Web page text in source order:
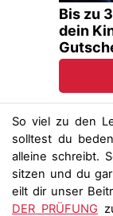
So viel zu den
solltest du
alleine schreibt.
sitzen und du
eilt dir unser
DER PRÜFUNG